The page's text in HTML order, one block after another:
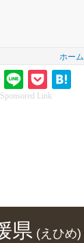
ホーム
Sponsored Link
県(えひめ)